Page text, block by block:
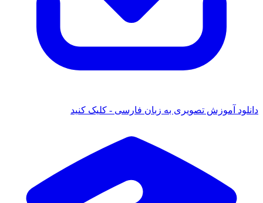
دانلود آموزش تصویری به زبان فارسی - کلیک کنید